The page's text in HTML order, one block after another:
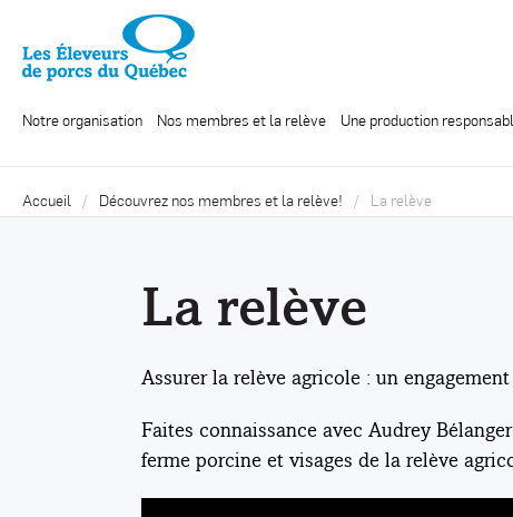
Notre organisation Nos membres et la relève Une production
Accueil Découvrez nos membres et la relève! La relève
La relève
Assurer la relève agricole : un
Faites connaissance avec Audrey
ferme porcine et visages de la relève